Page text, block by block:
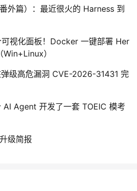
外篇）：最近很火的 Harness 到
视化面板！Docker 一键部署 Her
）
弹级高危漏洞 CVE-2026-31431 完
Agent 开发了一套 TOEIC 模考
级简报